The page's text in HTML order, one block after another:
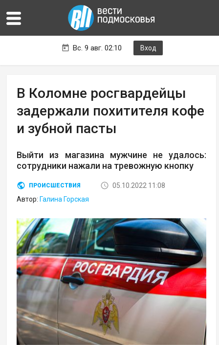
Вс. 9 авг. 02:10 Вход
В Коломне росгвардейцы
задержали похитителя кофе
и зубной пасты
Выйти из магазина мужчине не удалось:
сотрудники нажали на тревожную кнопку
ПРОИСШЕСТВИЯ
05.10.2022 11:08
Автор: Галина Горская